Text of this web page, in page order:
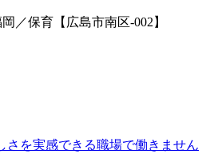
／保育【広島市南区-002】
さを実感できる職場で働きません